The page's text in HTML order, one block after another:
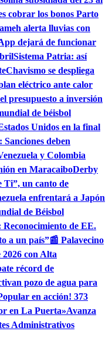
cobrar los bonos Parto
alerta lluvias con
dejará de funcionar
Sistema Patria: así
Chavismo se despliega
eléctrico ante calor
presupuesto a inversión
de béisbol
Unidos en la final
deben
y Colombia
en MaracaiboDerby
Ti”, un canto de
enfrentará a Japón
de Béisbol
de EE.
a un país”📰 Palavecino
con Alta
récord de
pozo de agua para
en acción! 373
en La Puerta»Avanza
Administrativos